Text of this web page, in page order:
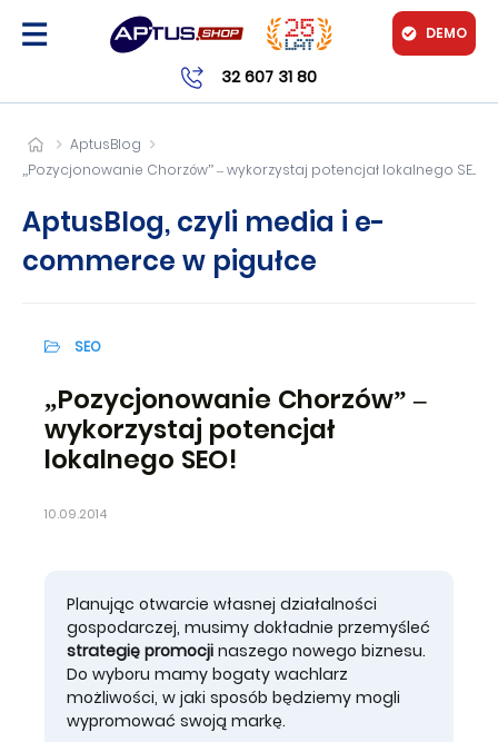
32 607 31 80
DEMO
AptusBlog
„Pozycjonowanie Chorzów” – wykorzystaj potencjał lokalnego SEO!
AptusBlog, czyli media i e-
commerce w pigułce
SEO
„Pozycjonowanie Chorzów” –
wykorzystaj potencjał
lokalnego SEO!
10.09.2014
Planując otwarcie własnej działalności
gospodarczej, musimy dokładnie przemyśleć
strategię promocji naszego nowego biznesu.
Do wyboru mamy bogaty wachlarz
możliwości, w jaki sposób będziemy mogli
wypromować swoją markę.